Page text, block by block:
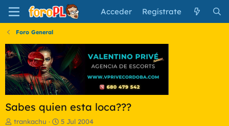
Acceder Regístrate
Foro General
Sabes quien esta loca???
I
trankachu
F
5 Jul 2004